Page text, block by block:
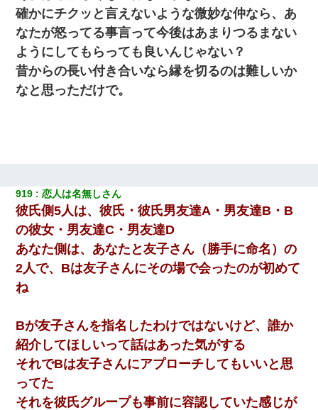
確かにチクッと言えないような微妙な仲なら、あ
なたが怒ってる事言って今後はあまりつるまない
ようにしてもらっても良いんじゃない？
昔からの長い付き合いなら縁を切るのは難しいか
なと思っただけで。
919 恋人は名無しさん
彼氏側5人は、彼氏・彼氏男友達A・男友達B・B
の彼女・男友達C・男友達D
あなた側は、あなたと友子さん（勝手に命名）の
2人で、Bは友子さんにその場で会ったのが初めて
ね
Bが友子さんを指名したわけではないけど、誰か
紹介してほしいって話はあった気がする
それでBは友子さんにアプローチしてもいいと思
ってた
それを彼氏グループも事前に容認していた感じが